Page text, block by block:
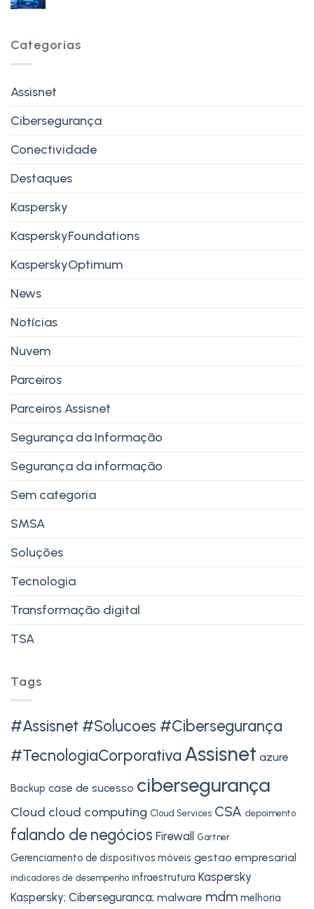
Categorias
Assisnet
Cibersegurança
Conectividade
Destaques
Kaspersky
KasperskyFoundations
KasperskyOptimum
News
Notícias
Nuvem
Parceiros
Parceiros Assisnet
Segurança da Informação
Segurança da informação
Sem categoria
SMSA
Soluções
Tecnologia
Transformação digital
TSA
Tags
#Assisnet #Solucoes #Cibersegurança
#TecnologiaCorporativa Assisnet azure
Backup case de sucesso cibersegurança
Cloud cloud computing Cloud Services CSA depoimento
falando de negócios Firewall Gartner
Gerenciamento de dispositivos móveis gestao empresarial
indicadores de desempenho infraestrutura Kaspersky
Kaspersky; Ciberseguranca; malware mdm melhoria